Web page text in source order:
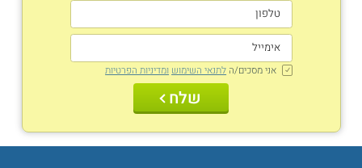
אני מסכים/ה לתנאי השימוש ומדיניות הפרטיות
שלח